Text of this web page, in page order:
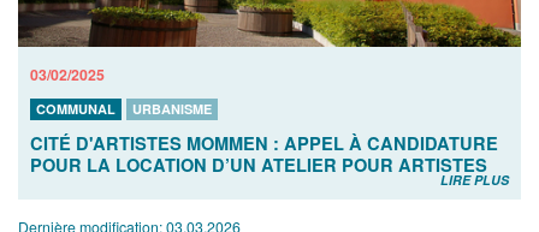
03/02/2025
COMMUNAL URBANISME
CITÉ D'ARTISTES MOMMEN : APPEL À CANDIDATURE
POUR LA LOCATION D’UN ATELIER POUR ARTISTES
LIRE PLUS
Dernière modification:03.03.2026